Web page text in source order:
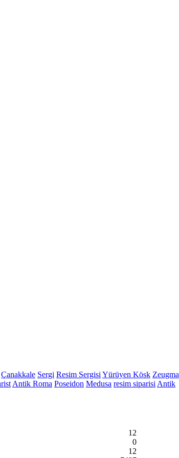
Çanakkale Sergi Resim Sergisi Yürüyen Kösk Zeugma
Antik Roma Poseidon Medusa resim siparisi Antik
12
0
12